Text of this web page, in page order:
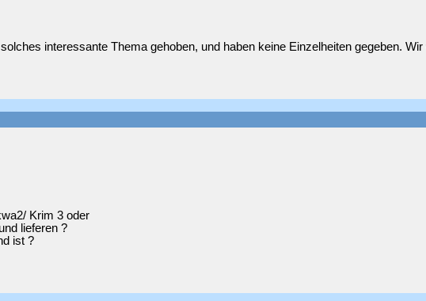
interessante Thema gehoben, und haben keine Einzelheiten gegeben.
Krim 3 oder
lieferen ?
ist ?